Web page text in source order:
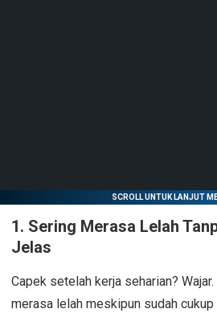
SCROLL UNTUK LANJUT
1. Sering Merasa Lelah
Jelas
Capek setelah kerja seharian?
merasa lelah meskipun sudah